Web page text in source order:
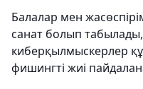
Балалар мен
санат болып
киберқылмыскерлер
фишингті жиі